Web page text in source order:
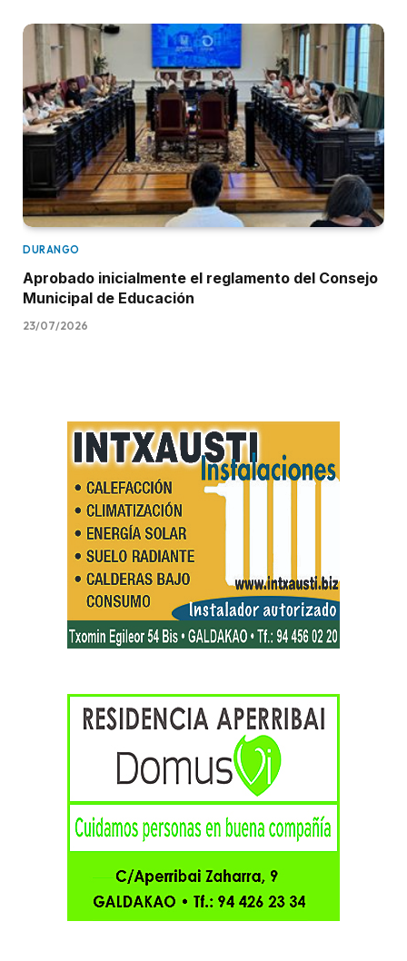
DURANGO
Aprobado inicialmente el reglamento del Consejo
Municipal de Educación
23/07/2026